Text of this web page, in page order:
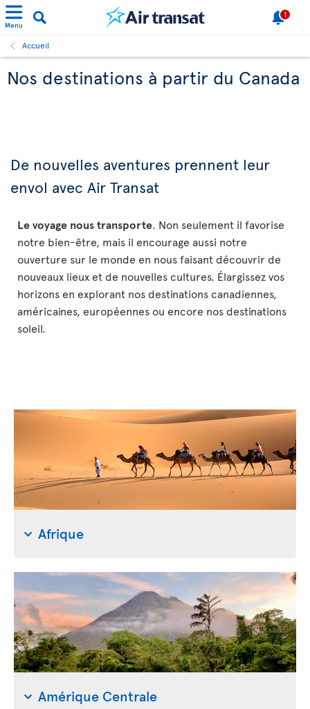
Menu
1
Accueil
Nos destinations à partir du Canada
De nouvelles aventures prennent leur
envol avec Air Transat
Le voyage nous transporte. Non seulement il favorise
notre bien-être, mais il encourage aussi notre
ouverture sur le monde en nous faisant découvrir de
nouveaux lieux et de nouvelles cultures. Élargissez vos
horizons en explorant nos destinations canadiennes,
américaines, européennes ou encore nos destinations
soleil.
Afrique
Amérique Centrale